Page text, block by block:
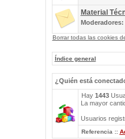
Material
Moderadores:
Borrar todas las cookies
Índice general
¿Quién está
Hay 1443
La mayor
Usuarios
Referencia ::